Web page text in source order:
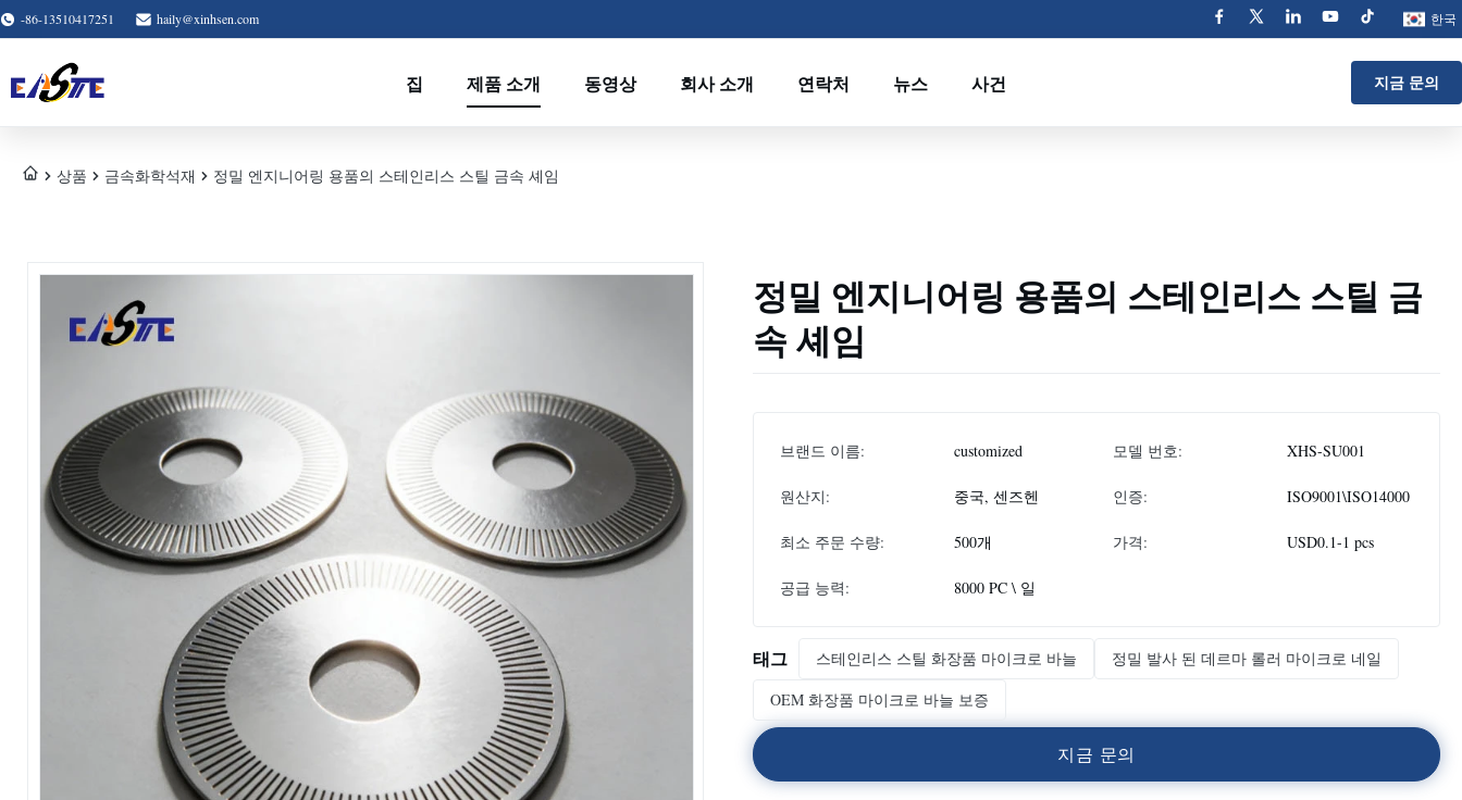
-86-13510417251 haily@xinhsen.com 한국
집 제품 소개 동영상 회사 소개 연락처 뉴스 사건 지금 문의
상품 금속화학석재 정밀 엔지니어링 용품의 스테인리스 스틸 금속 셰임
정밀 엔지니어링 용품의 스테인리스 스틸 금
속 셰임
브랜드 이름: customized 모델 번호: XHS-SU001
원산지: 중국, 센즈헨 인증: ISO9001\ISO14000
최소 주문 수량: 500개 가격: USD0.1-1 pcs
공급 능력: 8000 PC \ 일
태그 스테인리스 스틸 화장품 마이크로 바늘
정밀 발사 된 데르마 롤러 마이크로 네일
OEM 화장품 마이크로 바늘 보증
지금 문의